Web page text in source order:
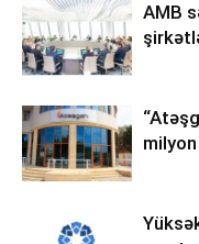
AMB